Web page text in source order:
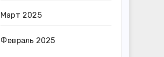
Март 2025
Февраль 2025